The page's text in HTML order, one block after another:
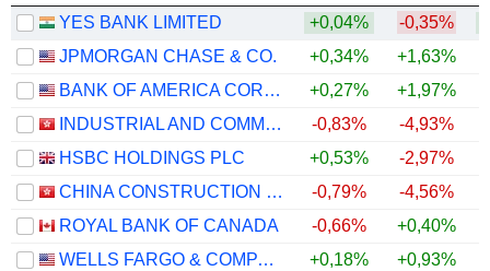
YES BANK LIMITED +0,04% -0,35%
JPMORGAN CHASE & CO.
+0,34% +1,63%
BANK OF AMERICA CORPORATION
+0,27% +1,97%
INDUSTRIAL AND COMMERCIAL BANK OF CHINA LIMITED
-0,83% -4,93%
HSBC HOLDINGS PLC
+0,53% -2,97%
CHINA CONSTRUCTION BANK CORPORATION
-0,79% -4,56%
ROYAL BANK OF CANADA
-0,66% +0,40%
WELLS FARGO & COMPANY
+0,18% +0,93%